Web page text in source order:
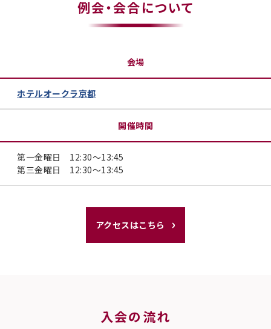
例会・会合について
会場
ホテルオークラ京都
開催時間
第一金曜日 12:30～13:45
第三金曜日 12:30～13:45
アクセスはこちら
入会の流れ